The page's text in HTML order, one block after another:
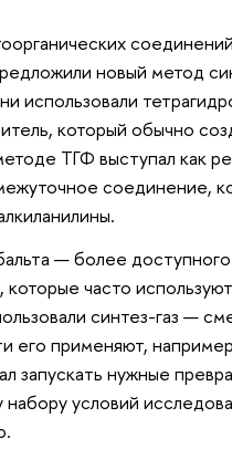
новый метод
использовали
который обычно
ТГФ выступал как
соединение,
— более
часто
синтез-газ —
его применяют,
запускать нужные
набору условий